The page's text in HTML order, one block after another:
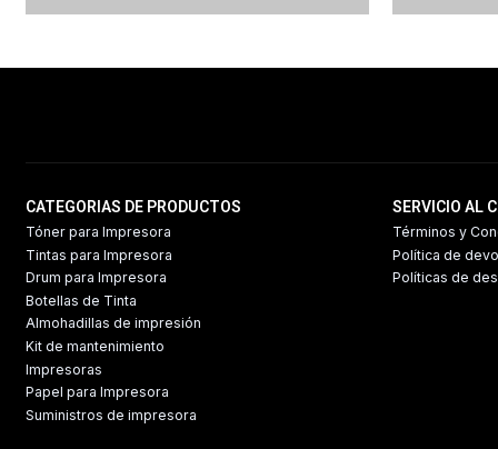
CATEGORIAS DE PRODUCTOS
Tóner para Impresora
Tintas para Impresora
Drum para Impresora
Botellas de Tinta
Almohadillas de impresión
Kit de mantenimiento
Impresoras
Papel para Impresora
Suministros de impresora
SERVICIO AL
Términos y
Política de
Políticas de